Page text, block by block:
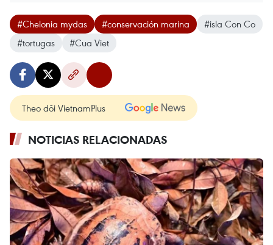
#Chelonia mydas #conservación marina
#isla Con Co
#tortugas
#Cua Viet
Theo dõi VietnamPlus
NOTICIAS RELACIONADAS